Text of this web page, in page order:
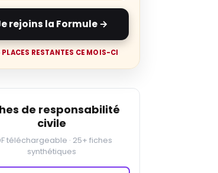
rejoins la Formule →
PLACES RESTANTES CE MOIS-CI
de responsabilité
civile
téléchargeable · 25+ fiches
synthétiques